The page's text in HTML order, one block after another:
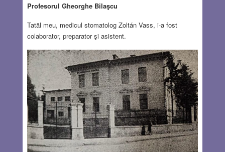
Profesorul Gheorghe Bilaşcu
Tatăl meu, medicul stomatolog Zoltán Vass, i-a fost
colaborator, preparator şi asistent.